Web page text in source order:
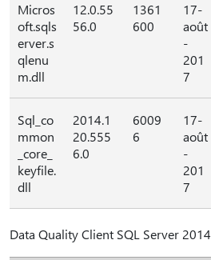
Micros
oft.sqls
erver.s
qlenu
m.dll
12.0.55
56.0
1361
600
17-
août
-
201
7
Sql_co
mmon
_core_
keyfile.
dll
2014.1
20.555
6.0
6009
6
17-
août
-
201
7
Data Quality Client SQL Server 2014